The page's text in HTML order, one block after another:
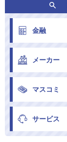
金融
メーカー
マスコミ
サービス